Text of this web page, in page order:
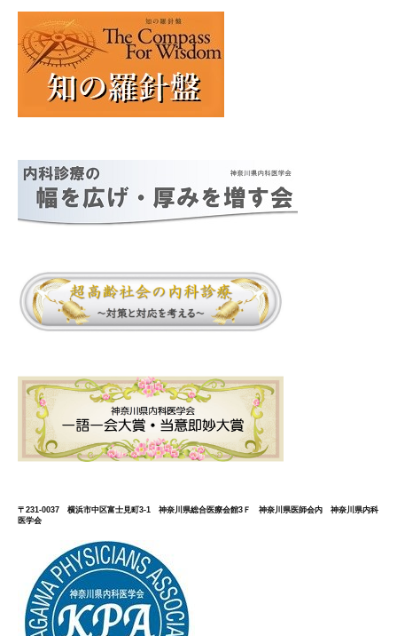
〒231-0037 横浜市中区富士見町3-1 神奈川県総合医療会館3Ｆ 神奈川県医師会内 神奈川県内科
医学会